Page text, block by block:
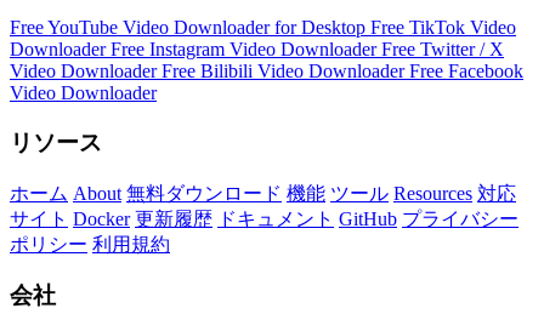
Free YouTube Video Downloader for Desktop Free TikTok Video
DownloaderFree Instagram Video DownloaderFree Twitter / X
Video DownloaderFree Bilibili Video DownloaderFree Facebook
Video Downloader
リソース
ホーム About 無料ダウンロード 機能 ツール Resources 対応
サイト Docker 更新履歴 ドキュメント GitHub プライバシー
ポリシー 利用規約
会社